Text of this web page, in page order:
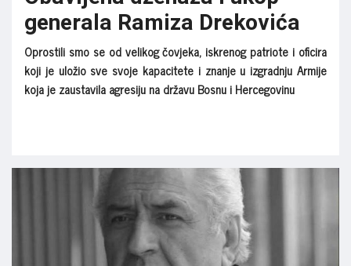
generala Ramiza Drekovića
Oprostili smo se od velikog čovjeka, iskrenog patriote i oficira
koji je uložio sve svoje kapacitete i znanje u izgradnju Armije
koja je zaustavila agresiju na državu Bosnu i Hercegovinu